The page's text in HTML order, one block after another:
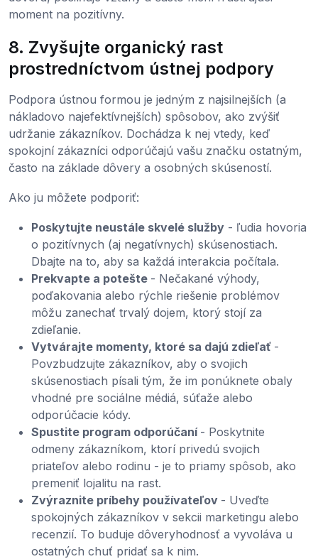
moment na pozitívny.
8. Zvyšujte organický rast
prostredníctvom ústnej podpory
Podpora ústnou formou je jedným z najsilnejších (a
nákladovo najefektívnejších) spôsobov, ako zvýšiť
udržanie zákazníkov. Dochádza k nej vtedy, keď
spokojní zákazníci odporúčajú vašu značku ostatným,
často na základe dôvery a osobných skúseností.
Ako ju môžete podporiť:
Poskytujte neustále skvelé služby - ľudia hovoria
o pozitívnych (aj negatívnych) skúsenostiach.
Dbajte na to, aby sa každá interakcia počítala.
Prekvapte a potešte - Nečakané výhody,
poďakovania alebo rýchle riešenie problémov
môžu zanechať trvalý dojem, ktorý stojí za
zdieľanie.
Vytvárajte momenty, ktoré sa dajú zdieľať -
Povzbudzujte zákazníkov, aby o svojich
skúsenostiach písali tým, že im ponúknete obaly
vhodné pre sociálne médiá, súťaže alebo
odporúčacie kódy.
Spustite program odporúčaní - Poskytnite
odmeny zákazníkom, ktorí privedú svojich
priateľov alebo rodinu - je to priamy spôsob, ako
premeniť lojalitu na rast.
Zvýraznite príbehy používateľov - Uveďte
spokojných zákazníkov v sekcii marketingu alebo
recenzií. To buduje dôveryhodnosť a vyvoláva u
ostatných chuť pridať sa k nim.